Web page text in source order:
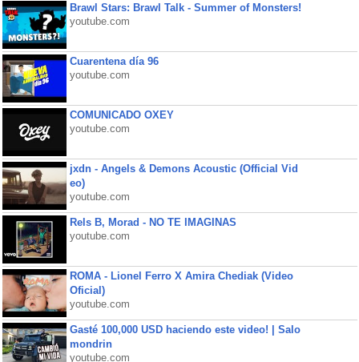
Brawl Stars: Brawl Talk - Summer of Monsters!
youtube.com
Cuarentena día 96
youtube.com
COMUNICADO OXEY
youtube.com
jxdn - Angels & Demons Acoustic (Official Vid
eo)
youtube.com
Rels B, Morad - NO TE IMAGINAS
youtube.com
ROMA - Lionel Ferro X Amira Chediak (Video
Oficial)
youtube.com
Gasté 100,000 USD haciendo este video! | Salo
mondrin
youtube.com